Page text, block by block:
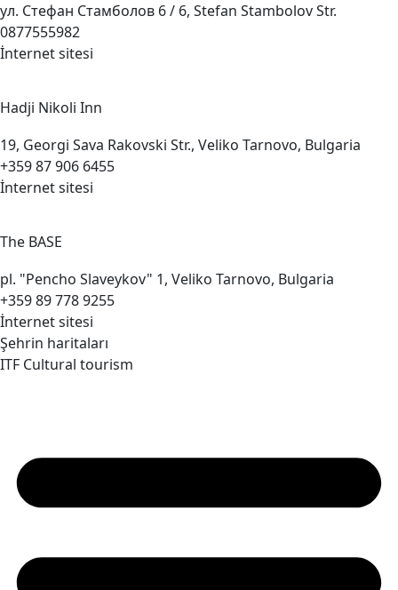
ул. Стефан Стамболов 6 / 6, Stefan Stambolov Str.
0877555982
İnternet sitesi
Hadji Nikoli Inn
19, Georgi Sava Rakovski Str., Veliko Tarnovo, Bulgaria
+359 87 906 6455
İnternet sitesi
The BASE
pl. "Pencho Slaveykov" 1, Veliko Tarnovo, Bulgaria
+359 89 778 9255
İnternet sitesi
Şehrin haritaları
ITF Cultural tourism